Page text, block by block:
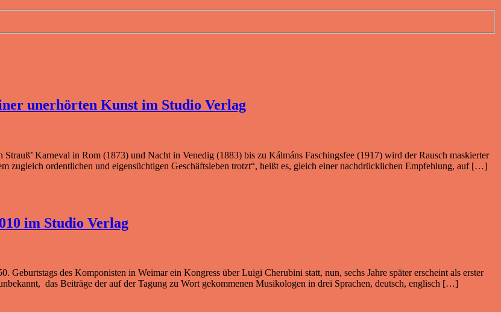
unerhörten Kunst im Studio Verlag
Karneval in Rom (1873) und Nacht in Venedig (1883) bis zu Kálmáns Faschingsfee (1917) wird der Rausch maskierter
zugleich ordentlichen und eigensüchtigen Geschäftsleben trotzt“, heißt es, gleich einer nachdrücklichen Empfehlung, auf […]
im Studio Verlag
des Komponisten in Weimar ein Kongress über Luigi Cherubini statt, nun, sechs Jahre später erscheint als erster
das Beiträge der auf der Tagung zu Wort gekommenen Musikologen in drei Sprachen, deutsch, englisch […]